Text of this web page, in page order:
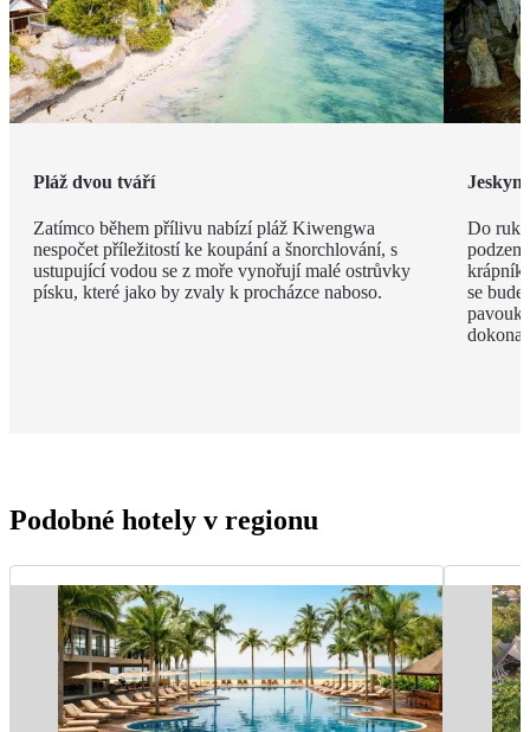
Pláž dvou tváří
Zatímco během přílivu nabízí pláž Kiwengwa
nespočet příležitostí ke koupání a šnorchlování, s
ustupující vodou se z moře vynořují malé ostrůvky
písku, které jako by zvaly k procházce naboso.
Do
se
Podobné hotely v regionu